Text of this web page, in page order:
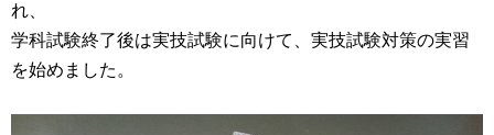
れ、
学科試験終了後は実技試験に向けて、実技試験対策の実習
を始めました。